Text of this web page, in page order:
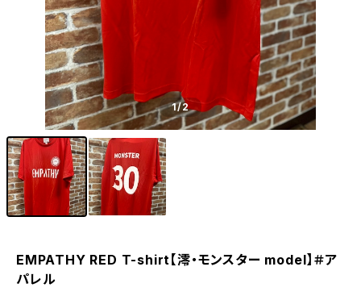
1/2
EMPATHY RED T-shirt【澪・モンスター model】＃ア
パレル